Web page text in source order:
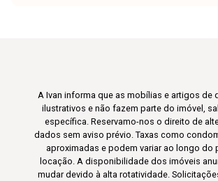
A Ivan informa que as mobílias e artigos de
ilustrativos e não fazem parte do imóvel,
específica. Reservamo-nos o direito de
dados sem aviso prévio. Taxas como
aproximadas e podem variar ao longo do
locação. A disponibilidade dos imóveis
mudar devido à alta rotatividade.